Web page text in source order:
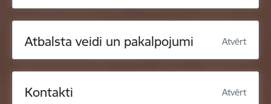
Atbalsta veidi un pakalpojumi Atvērt
Kontakti Atvērt